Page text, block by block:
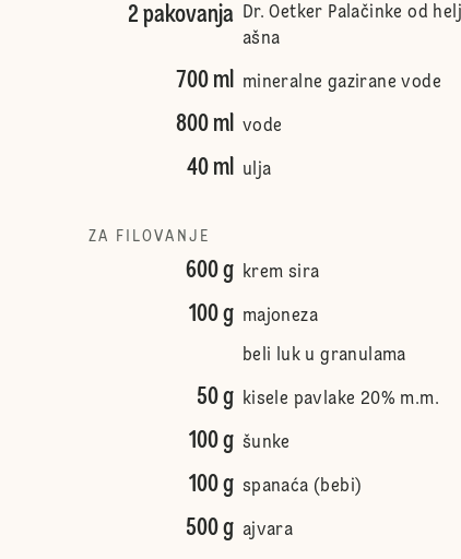
2 pakovanja Dr. Oetker Palačinke od
ašna
700 ml mineralne gazirane vode
800 ml vode
40 ml ulja
ZA FILOVANJE
600 g krem sira
100 g majoneza
beli luk u granulama
50 g kisele pavlake 20% m.m.
100 g šunke
100 g spanaća (bebi)
500 g ajvara